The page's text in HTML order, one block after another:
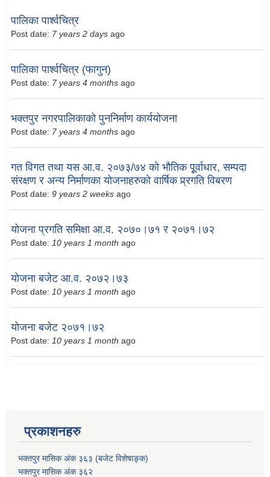
पालिका पार्श्वचित्र
Post date: 7 years 2 days ago
पालिका पार्श्वचित्र (फागुन)
Post date: 7 years 4 months ago
भक्तपुर नगरपालिकाको पुननिर्माण कार्ययोजना
Post date: 7 years 4 months ago
गत विगत तथा यस आ.व. २०७३/७४ को भौतिक पूूर्वाधार, सम्पदा
संरक्षण र अन्य निर्माणका योजनाहरुको वार्षिक प्र्रगति विबरण
Post date: 9 years 2 weeks ago
योजना प्रगति समिक्षा आ.व. २०७०।७१ र २०७१।७२
Post date: 10 years 1 month ago
योजना बजेट आ.व. २०७२।७३
Post date: 10 years 1 month ago
योजना बजेट २०७१।७२
Post date: 10 years 1 month ago
प्रकाशनहरु
भक्तपुर मासिक अंक ३६३ (बजेट विशेषाङ्क)
भक्तपुर मासिक अंक ३६२